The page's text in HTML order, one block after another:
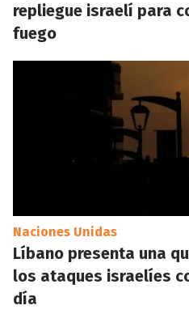
repliegue israelí para
fuego
Naciones Unidas
Líbano presenta una
los ataques israelíes
día